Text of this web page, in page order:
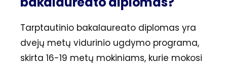
Tarptautinio bakalaureato diplomas yra
dvejų metų vidurinio ugdymo programa,
skirta 16-19 metų mokiniams, kurie mokosi